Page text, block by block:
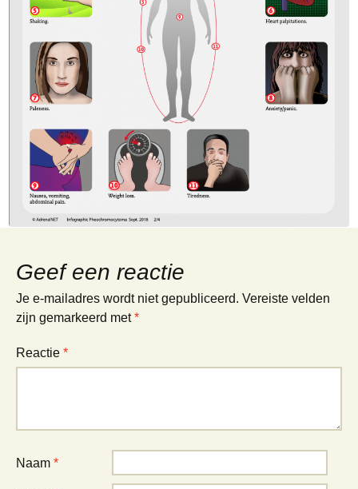
Geef een reactie
Je e-mailadres wordt niet gepubliceerd. Vereiste velden
zijn gemarkeerd met*
Reactie *
Naam *